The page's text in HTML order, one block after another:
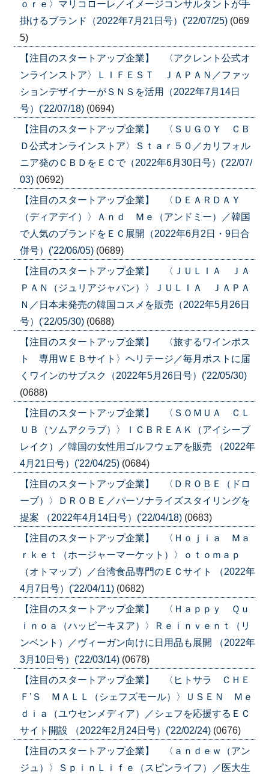
ｏｒｅ〉マリコローレ／イメージコンサルタントが手
掛けるブランド（2022年7月21日号）('22/07/25) (069
5)
【注目のスタートアップ企業】 〈アクレント公式オ
ンラインストア〉ＬＩＦＥＳＴ ＪＡＰＡＮ／ファッ
ションデザイナーがＳＮＳを活用（2022年7月14日
号）('22/07/18) (0694)
【注目のスタートアップ企業】 〈ＳＵＧＯＹ ＣＢ
Ｄ公式オンラインストア〉Ｓｔａｒ５０／カリフォル
ニア発のＣＢＤをＥＣで（2022年6月30日号）('22/07/
03) (0692)
【注目のスタートアップ企業】 〈ＤＥＡＲＤＡＹ
（ディアデイ）〉Ａｎｄ Ｍｅ（アンドミー）／韓国
で人気のブランドをＥＣ展開（2022年6月2日・9日合
併号）('22/06/05) (0689)
【注目のスタートアップ企業】 〈ＪＵＬＩＡ ＪＡ
ＰＡＮ（ジュリアジャパン）〉ＪＵＬＩＡ ＪＡＰＡ
Ｎ／日本未発売の韓国コスメを販売（2022年5月26日
号）('22/05/30) (0688)
【注目のスタートアップ企業】 〈旅するワインポス
ト 専用ＷＥＢサイト〉ヘリテージ／毎月ポストに届
くワインのサブスク（2022年5月26日号）('22/05/30)
(0688)
【注目のスタートアップ企業】 〈ＳＯＭＵＡ ＣＬ
ＵＢ（ソムアクラブ）〉ＩＣＢＲＥＡＫ（アイシーブ
レイク）／韓国の女性用ゴルフウェアを販売 （2022年
4月21日号）('22/04/25) (0684)
【注目のスタートアップ企業】 〈ＤＲＯＢＥ（ドロ
ーブ）〉ＤＲＯＢＥ／パーソナライズスタイリングを
提案 （2022年4月14日号）('22/04/18) (0683)
【注目のスタートアップ企業】 〈Ｈｏｊｉａ Ｍａ
ｒｋｅｔ（ホージャーマーケット）〉ｏｔｏｍａｐ
（オトマップ）／台湾食品専門のＥＣサイト （2022年
4月7日号）('22/04/11) (0682)
【注目のスタートアップ企業】 〈Ｈａｐｐｙ Ｑｕ
ｉｎｏａ（ハッピーキヌア）〉Ｒｅｉｎｖｅｎｔ（リ
ンベント）／ヴィーガン向けに日用品も展開 （2022年
3月10日号）('22/03/14) (0678)
【注目のスタートアップ企業】 〈ヒトサラ ＣＨＥ
Ｆ’Ｓ ＭＡＬＬ（シェフズモール）〉ＵＳＥＮ Ｍｅ
ｄｉａ（ユウセンメディア）／シェフを応援するＥＣ
サイト開設 （2022年2月24日号）('22/02/24) (0676)
【注目のスタートアップ企業】 〈ａｎｄｅｗ（アン
ジュ）〉ＳｐｉｎＬｉｆｅ（スピンライフ）／医大生